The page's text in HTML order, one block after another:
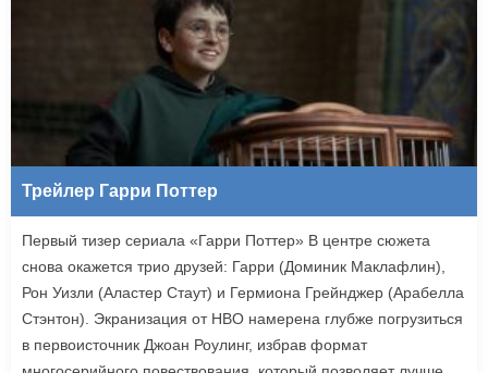
Трейлер Гарри Поттер
Первый тизер сериала «Гарри Поттер» В центре сюжета
снова окажется трио друзей: Гарри (Доминик Маклафлин),
Рон Уизли (Аластер Стаут) и Гермиона Грейнджер (Арабелла
Стэнтон). Экранизация от HBO намерена глубже погрузиться
в первоисточник Джоан Роулинг, избрав формат